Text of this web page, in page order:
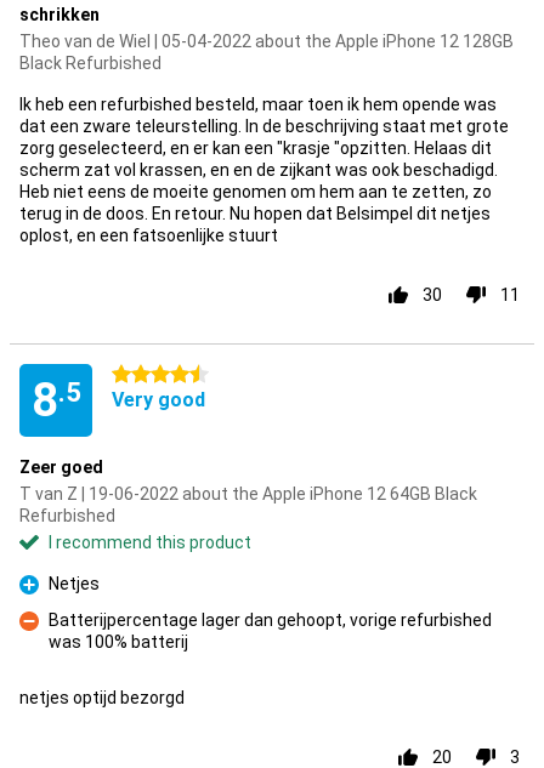
schrikken
Theo van de Wiel | 05-04-2022 about the Apple iPhone 12 128GB
Black Refurbished
Ik heb een refurbished besteld, maar toen ik hem opende was
dat een zware teleurstelling. In de beschrijving staat met grote
zorg geselecteerd, en er kan een "krasje "opzitten. Helaas dit
scherm zat vol krassen, en en de zijkant was ook beschadigd.
Heb niet eens de moeite genomen om hem aan te zetten, zo
terug in de doos. En retour. Nu hopen dat Belsimpel dit netjes
oplost, en een fatsoenlijke stuurt
30 11
8.5
4.5 stars
Very good
Zeer goed
T van Z | 19-06-2022 about the Apple iPhone 12 64GB Black
Refurbished
I recommend this product
Pro
Netjes
Con
Batterijpercentage lager dan gehoopt, vorige refurbished
was 100% batterij
netjes optijd bezorgd
20 3